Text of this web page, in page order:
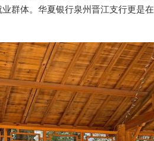
群体。华夏银行泉州晋江支行更是